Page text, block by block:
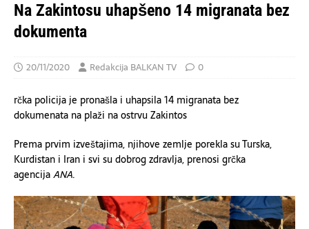
Na Zakintosu uhapšeno 14 migranata bez
dokumenta
20/11/2020 Redakcija BALKAN TV 0
rčka policija je pronašla i uhapsila 14 migranata bez
dokumenata na plaži na ostrvu Zakintos
Prema prvim izveštajima, njihove zemlje porekla su Turska,
Kurdistan i Iran i svi su dobrog zdravlja, prenosi grčka
agencijaANA.